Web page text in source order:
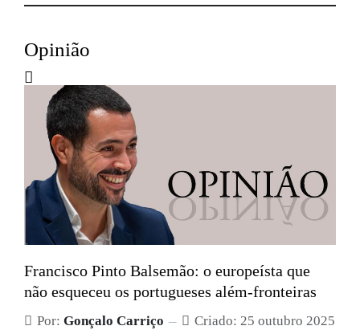
Opinião
Francisco Pinto Balsemão: o europeísta que
não esqueceu os portugueses além-fronteiras
Por: Gonçalo Carriço Criado: 25 outubro 2025